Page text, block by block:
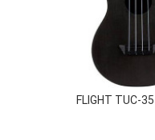
FLIGHT TUC-